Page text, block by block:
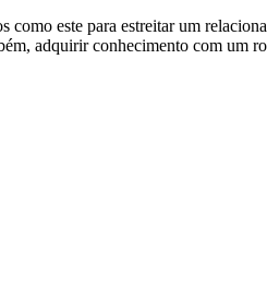
este para estreitar um
adquirir conhecimento com